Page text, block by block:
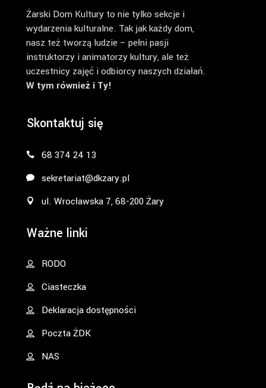
Żarski Dom Kultury to nie tylko sekcje i
wydarzenia kulturalne. Tak jak każdy dom,
nasz też tworzą ludzie – pełni pasji
instruktorzy i animatorzy kultury, ale też
uczestnicy zajęć i odbiorcy naszych działań.
W tym również i Ty!
Skontaktuj się
68 374 24 13
sekretariat@dkzary.pl
ul. Wrocławska 7, 68-200 Żary
Ważne linki
RODO
Ciasteczka
Deklaracja dostępności
Poczta ŻDK
NAS